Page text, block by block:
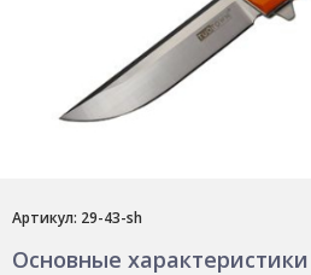
Артикул: 29-43-sh
Основные характеристики